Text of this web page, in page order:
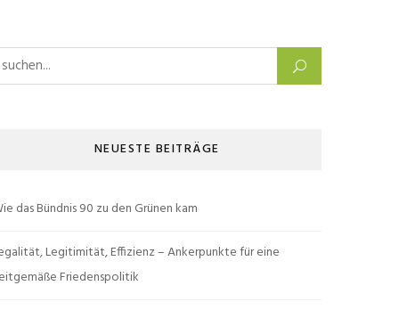
Suchen nach:
NEUESTE BEITRÄGE
das Bündnis 90 zu den Grünen kam
Legitimität, Effizienz – Ankerpunkte für eine
Friedenspolitik